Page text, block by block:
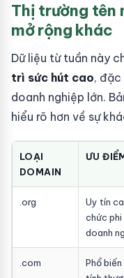
Thị trường tên
mở rộng khác
Dữ liệu từ tuần này
trì sức hút cao,
doanh nghiệp lớn.
hiểu rõ hơn về sự
LOẠI
DOMAIN
ƯU
.org
Uy tín
chức phi
doanh
.com
Phổ